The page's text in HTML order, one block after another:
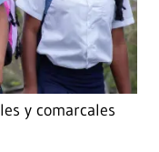
y comarcales